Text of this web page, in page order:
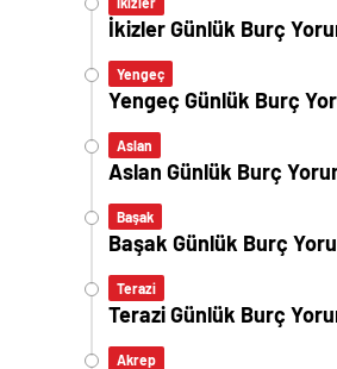
İkizler Günlük Burç
Yengeç
Yengeç Günlük Burç
Aslan
Aslan Günlük Burç
Başak
Başak Günlük Burç
Terazi
Terazi Günlük Burç
Akrep